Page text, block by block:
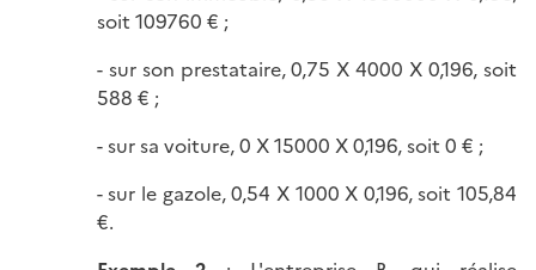
soit 109760 € ;
- sur son prestataire, 0,75 X 4000 X 0,196, soit
588 € ;
- sur sa voiture, 0 X 15000 X 0,196, soit 0 € ;
- sur le gazole, 0,54 X 1000 X 0,196, soit 105,84
€.